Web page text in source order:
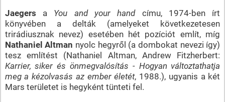
Jaegers a You and your handcímu, 1974-ben írt
könyvében a delták (amelyeket következetesen
trirádiusznak nevez) esetében hét pozíciót említ, míg
Nathaniel Altman nyolc hegyről (a dombokat nevezi így)
tesz említést (Nathaniel Altman, Andrew Fitzherbert:
Karrier, siker és önmegvalósítás - Hogyan változtathatja
meg a kézolvasás az ember életét, 1988.), ugyanis a két
Mars területet is hegyként tünteti fel.